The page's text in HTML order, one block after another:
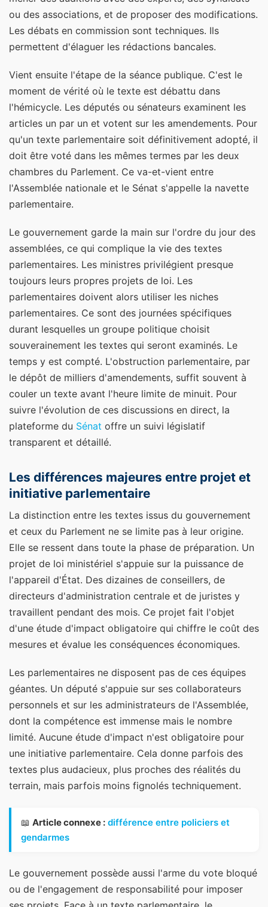
ou des associations, et de proposer des modifications.
Les débats en commission sont techniques. Ils
permettent d'élaguer les rédactions bancales.
Vient ensuite l'étape de la séance publique. C'est le
moment de vérité où le texte est débattu dans
l'hémicycle. Les députés ou sénateurs examinent les
articles un par un et votent sur les amendements. Pour
qu'un texte parlementaire soit définitivement adopté, il
doit être voté dans les mêmes termes par les deux
chambres du Parlement. Ce va-et-vient entre
l'Assemblée nationale et le Sénat s'appelle la navette
parlementaire.
Le gouvernement garde la main sur l'ordre du jour des
assemblées, ce qui complique la vie des textes
parlementaires. Les ministres privilégient presque
toujours leurs propres projets de loi. Les
parlementaires doivent alors utiliser les niches
parlementaires. Ce sont des journées spécifiques
durant lesquelles un groupe politique choisit
souverainement les textes qui seront examinés. Le
temps y est compté. L'obstruction parlementaire, par
le dépôt de milliers d'amendements, suffit souvent à
couler un texte avant l'heure limite de minuit. Pour
suivre l'évolution de ces discussions en direct, la
plateforme du Sénat offre un suivi législatif
transparent et détaillé.
Les différences majeures entre projet et
initiative parlementaire
La distinction entre les textes issus du gouvernement
et ceux du Parlement ne se limite pas à leur origine.
Elle se ressent dans toute la phase de préparation. Un
projet de loi ministériel s'appuie sur la puissance de
l'appareil d'État. Des dizaines de conseillers, de
directeurs d'administration centrale et de juristes y
travaillent pendant des mois. Ce projet fait l'objet
d'une étude d'impact obligatoire qui chiffre le coût des
mesures et évalue les conséquences économiques.
Les parlementaires ne disposent pas de ces équipes
géantes. Un député s'appuie sur ses collaborateurs
personnels et sur les administrateurs de l'Assemblée,
dont la compétence est immense mais le nombre
limité. Aucune étude d'impact n'est obligatoire pour
une initiative parlementaire. Cela donne parfois des
textes plus audacieux, plus proches des réalités du
terrain, mais parfois moins fignolés techniquement.
📖 Article connexe : différence entre policiers et
gendarmes
Le gouvernement possède aussi l'arme du vote bloqué
ou de l'engagement de responsabilité pour imposer